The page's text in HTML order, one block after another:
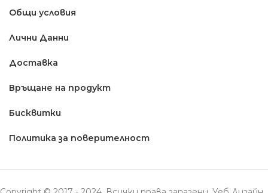
Общи условия
Лични Данни
Доставкa
Връщане на продукт
Бисквитки
Политика за поверителност